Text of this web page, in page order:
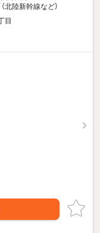
北陸新幹線など）
目